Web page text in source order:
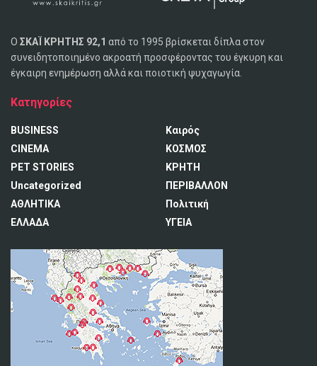
Ο ΣΚΑΪ ΚΡΗΤΗΣ 92,1 από το 1995 βρίσκεται δίπλα στον
συνειδητοποιημένο ακροατή προσφέροντας του έγκυρη και
έγκαιρη ενημέρωση αλλά και ποιοτική ψυχαγωγία.
Κατηγορίες
BUSINESS
CINEMA
PET STORIES
Uncategorized
ΑΘΛΗΤΙΚΑ
ΕΛΛΑΔΑ
Καιρός
ΚΟΣΜΟΣ
ΚΡΗΤΗ
ΠΕΡΙΒΑΛΛΟΝ
Πολιτική
ΥΓΕΙΑ